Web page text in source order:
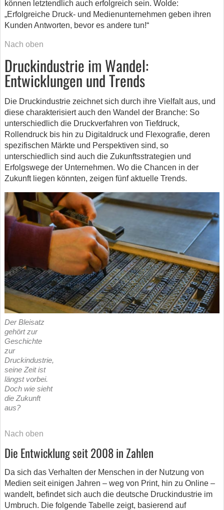
können letztendlich auch erfolgreich sein. Wolde:
„Erfolgreiche Druck- und Medienunternehmen geben ihren
Kunden Antworten, bevor es andere tun!“
Nach oben
Druckindustrie im Wandel:
Entwicklungen und Trends
Die Druckindustrie zeichnet sich durch ihre Vielfalt aus, und
diese charakterisiert auch den Wandel der Branche: So
unterschiedlich die Druckverfahren von Tiefdruck,
Rollendruck bis hin zu Digitaldruck und Flexografie, deren
spezifischen Märkte und Perspektiven sind, so
unterschiedlich sind auch die Zukunftsstrategien und
Erfolgswege der Unternehmen. Wo die Chancen in der
Zukunft liegen könnten, zeigen fünf aktuelle Trends.
Der Bleisatz
gehört zur
Geschichte
zur
Druckindustrie,
seine Zeit ist
längst vorbei.
Doch wie sieht
die Zukunft
aus?
Nach oben
Die Entwicklung seit 2008 in Zahlen
Da sich das Verhalten der Menschen in der Nutzung von
Medien seit einigen Jahren – weg von Print, hin zu Online –
wandelt, befindet sich auch die deutsche Druckindustrie im
Umbruch. Die folgende Tabelle zeigt, basierend auf